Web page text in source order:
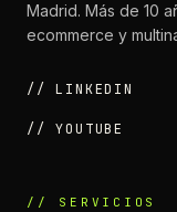
Madrid. Más de 10
ecommerce y
// LINKEDIN
// YOUTUBE
// SERVICIOS